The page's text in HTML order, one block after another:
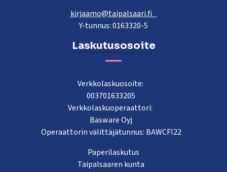
kirjaamo@taipalsaari.fi
Y-tunnus: 0163320-5
Laskutusosoite
Verkkolaskuosoite:
003701633205
Verkkolaskuoperaattori:
Basware Oyj
Operaattorin välittäjätunnus: BAWCFI22
Paperilaskutus
Taipalsaaren kunta